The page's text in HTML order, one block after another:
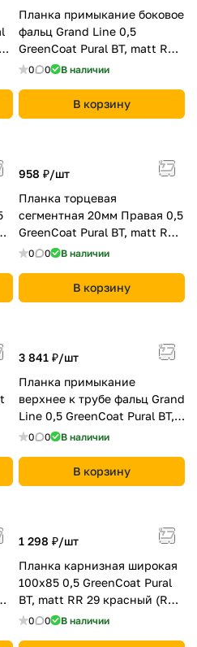
Планка примыкание боковое
фальц Grand Line 0,5
GreenCoat Pural BT, matt RR
23 темно-серый (RAL 7024
0 0 В наличии
В корзину
958 ₽/шт
Планка торцевая
сегментная 20мм Правая 0,5
GreenCoat Pural BT, matt RR
887 шоколадно-коричневый
0 0 В наличии
В корзину
3 841 ₽/шт
Планка примыкание
верхнее к трубе фальц Grand
Line 0,5 GreenCoat Pural BT,
RR2Н3 (7016 серый
0 0 В наличии
В корзину
1 298 ₽/шт
Планка карнизная широкая
100х85 0,5 GreenCoat Pural
BT, matt RR 29 красный (RAL
3009 оксидно-красный)
0 0 В наличии